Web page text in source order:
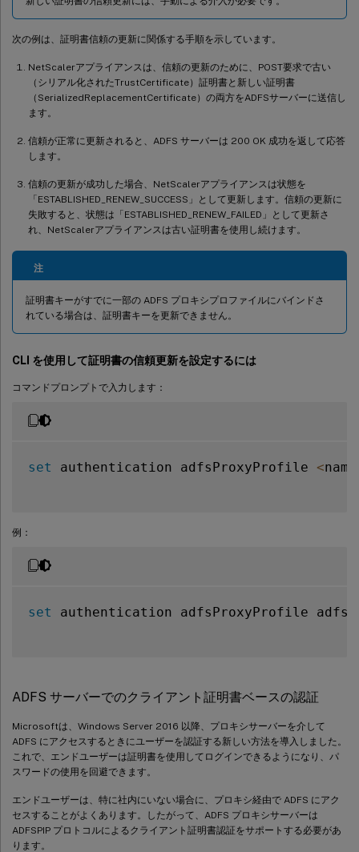
次の例は、証明書信頼の更新に関係する手順を示しています。
NetScalerアプライアンスは、信頼の更新のために、POST要求で古い
（シリアル化されたTrustCertificate）証明書と新しい証明書
（SerializedReplacementCertificate）の両方をADFSサーバーに送信し
ます。
信頼が正常に更新されると、ADFS サーバーは 200 OK 成功を返して応答
します。
信頼の更新が成功した場合、NetScalerアプライアンスは状態を
「ESTABLISHED_RENEW_SUCCESS」として更新します。信頼の更新に
失敗すると、状態は「ESTABLISHED_RENEW_FAILED」として更新さ
れ、NetScalerアプライアンスは古い証明書を使用し続けます。
注
証明書キーがすでに一部の ADFS プロキシプロファイルにバインドさ
れている場合は、証明書キーを更新できません。
CLI を使用して証明書の信頼更新を設定するには
コマンドプロンプトで入力します：
set authentication adfsProxyProfile <name
例：
set authentication adfsProxyProfile adfs_2
ADFS サーバーでのクライアント証明書ベースの認証
Microsoftは、Windows Server 2016 以降、プロキシサーバーを介して
ADFS にアクセスするときにユーザーを認証する新しい方法を導入しました。
これで、エンドユーザーは証明書を使用してログインできるようになり、パ
スワードの使用を回避できます。
エンドユーザーは、特に社内にいない場合に、プロキシ経由で ADFS にアク
セスすることがよくあります。したがって、ADFS プロキシサーバーは
ADFSPIP プロトコルによるクライアント証明書認証をサポートする必要があ
ります。